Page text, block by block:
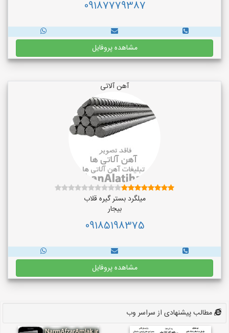
09187779387
مشاهده پروفایل
آهن آلاتی
میلگرد بستر گیره قلاب
بیجار
09185198375
مشاهده پروفایل
مطالب پیشنهادی از سراسر وب